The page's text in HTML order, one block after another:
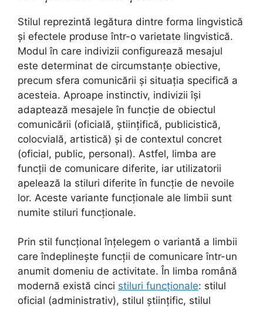
Stilul reprezintă legătura dintre forma lingvistică
și efectele produse într-o varietate lingvistică.
Modul în care indivizii configurează mesajul
este determinat de circumstanțe obiective,
precum sfera comunicării și situația specifică a
acesteia. Aproape instinctiv, indivizii își
adaptează mesajele în funcție de obiectul
comunicării (oficială, științifică, publicistică,
colocvială, artistică) și de contextul concret
(oficial, public, personal). Astfel, limba are
funcții de comunicare diferite, iar utilizatorii
apelează la stiluri diferite în funcție de nevoile
lor. Aceste variante funcționale ale limbii sunt
numite stiluri funcționale.
Prin stil funcțional înțelegem o variantă a limbii
care îndeplinește funcții de comunicare într-un
anumit domeniu de activitate. În limba română
modernă există cinci stiluri funcționale: stilul
oficial (administrativ), stilul științific, stilul